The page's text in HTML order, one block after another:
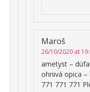
Maroš
26/10/2020 at
ametyst –
ohnivá opica
771 771 771